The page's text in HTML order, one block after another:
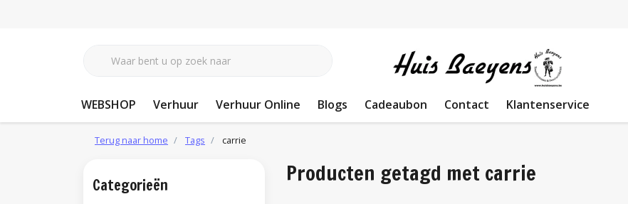
WEBSHOP Verhuur Verhuur Online Blogs Cadeaubon Contact Klantenservice
Terug naar home Tags carrie
Producten getagd met carrie
Categorieën